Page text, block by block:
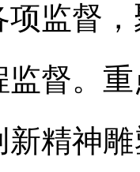
项监督
督。
新精神